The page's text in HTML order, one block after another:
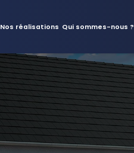
Nos réalisations Qui sommes-nous ?